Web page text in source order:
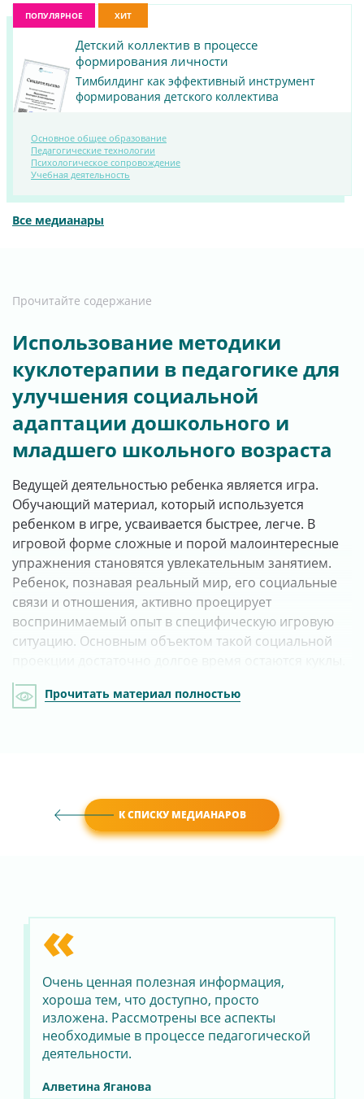
ПОПУЛЯРНОЕ ХИТ
ПОСМОТРЕТЬ
МАТЕРИАЛ
Детский коллектив в процессе
формирования личности
Тимбилдинг как эффективный инструмент
формирования детского коллектива
Основное общее образование
Педагогические технологии
Психологическое сопровождение
Учебная деятельность
Все медианары
Прочитайте содержание
Использование методики
куклотерапии в педагогике для
улучшения социальной
адаптации дошкольного и
младшего школьного возраста
Ведущей деятельностью ребенка является игра.
Обучающий материал, который используется
ребенком в игре, усваивается быстрее, легче. В
игровой форме сложные и порой малоинтересные
упражнения становятся увлекательным занятием.
Ребенок, познавая реальный мир, его социальные
связи и отношения, активно проецирует
воспринимаемый опыт в специфическую игровую
ситуацию. Основным объектом такой социальной
Прочитать материал полностью
К СПИСКУ МЕДИАНАРОВ
«
Очень ценная полезная информация,
хороша тем, что доступно, просто
изложена. Рассмотрены все аспекты
необходимые в процессе педагогической
деятельности.
Алветина Яганова